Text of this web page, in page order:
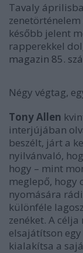
Tavaly
később jelent
rapperekkel
magazin 85.
Négy végtag,
Tony Allen
interjújában
beszélt, járt a
nyilvánvaló,
hogy – mint
meglepő, hogy
nyomására
különféle
zenéket. A
elsajátítson
kialakítsa a